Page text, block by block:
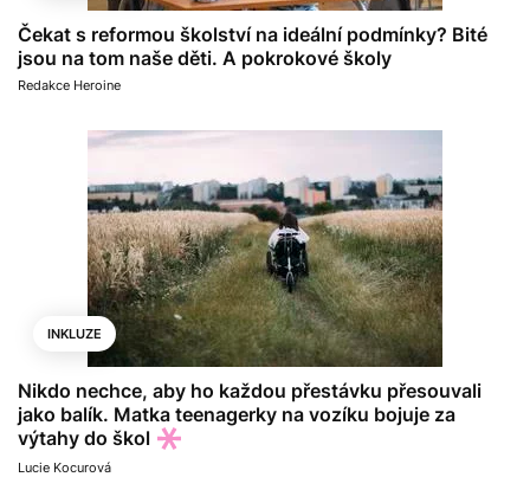
Čekat s reformou školství na ideální podmínky? Bité
jsou na tom naše děti. A pokrokové školy
Redakce Heroine
INKLUZE
Nikdo nechce, aby ho každou přestávku přesouvali
jako balík. Matka teenagerky na vozíku bojuje za
výtahy do škol
Lucie Kocurová